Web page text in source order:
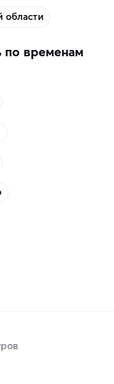
области
по временам